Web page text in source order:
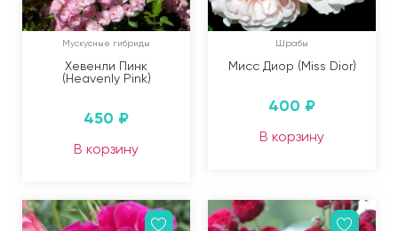
Мускусные гибриды
Хевенли Пинк
(Heavenly Pink)
450 ₽
В корзину
Шрабы
Мисс Диор (Miss Dior)
400 ₽
В корзину